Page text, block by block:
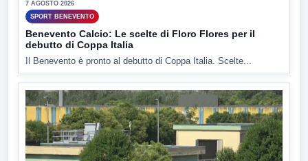
7 AGOSTO 2026
SPORT BENEVENTO
Benevento Calcio: Le scelte di Floro Flores per il
debutto di Coppa Italia
Il Benevento è pronto al debutto di Coppa Italia. Scelte...